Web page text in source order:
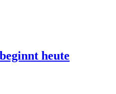
heute